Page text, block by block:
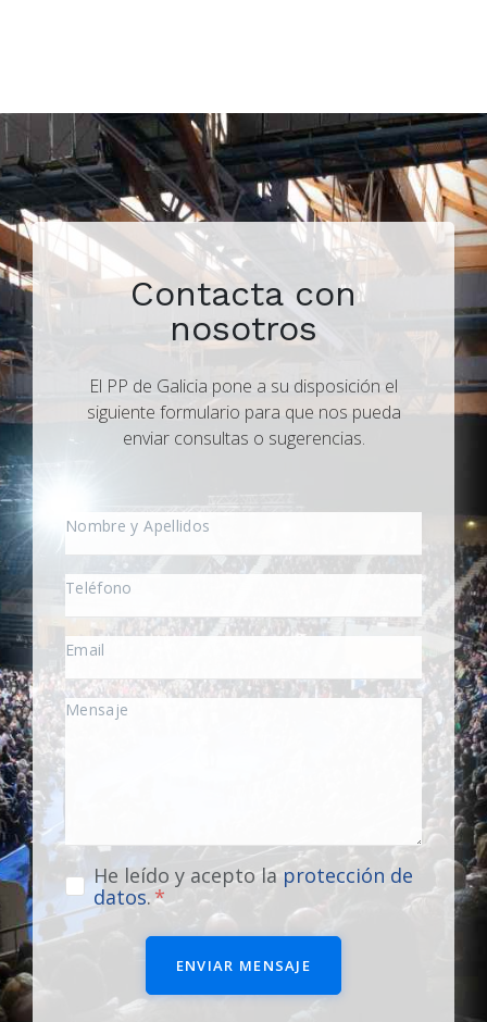
Contacta con
nosotros
El PP de Galicia pone a su disposición el
siguiente formulario para que nos pueda
enviar consultas o sugerencias.
He leído y acepto laprotección de
datos.
ENVIAR MENSAJE